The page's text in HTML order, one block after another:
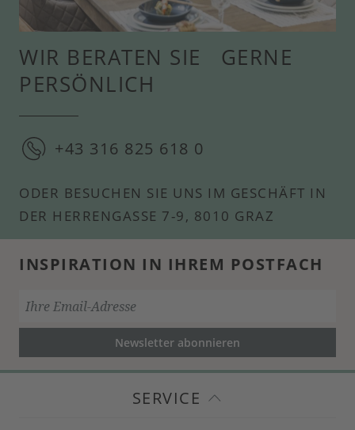
WIR BERATEN SIE GERNE
PERSÖNLICH
+43 316 825 618 0
ODER BESUCHEN SIE UNS IM GESCHÄFT IN
DER HERRENGASSE 7-9, 8010 GRAZ
INSPIRATION IN IHREM POSTFACH
Newsletter abonnieren
SERVICE